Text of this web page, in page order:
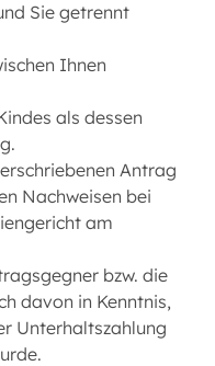
Sie getrennt
Ihnen
als dessen
Antrag
Nachweisen bei
am
bzw. die
davon in Kenntnis,
Unterhaltszahlung